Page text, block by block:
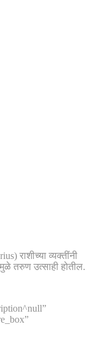
राशीच्या व्यक्तींनी
तरुण उत्साही होतील.